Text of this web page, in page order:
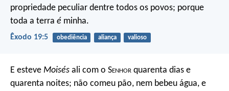
propriedade peculiar dentre todos os povos; porque
toda a terra é minha.
Êxodo 19:5 obediência aliança valioso
E esteve Moisés ali com o Senhor quarenta dias e
quarenta noites; não comeu pão, nem bebeu água, e